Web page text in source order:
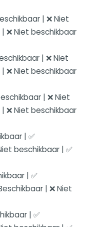
| ❌ Niet
❌ Niet beschikbaar
| ❌ Niet
❌ Niet beschikbaar
| ❌ Niet
❌ Niet beschikbaar
| ✅
beschikbaar | ✅
| ✅
| ❌ Niet
| ✅